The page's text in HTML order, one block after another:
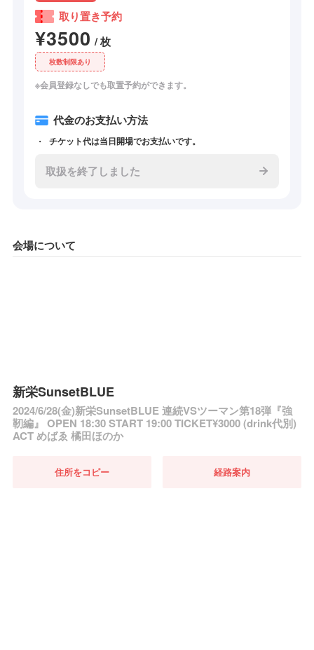
取り置き予約
¥3500 / 枚
枚数制限あり
※会員登録なしでも取置予約ができます。
代金のお支払い方法
チケット代は当日開場でお支払いです。
取扱を終了しました
会場について
新栄SunsetBLUE
2024/6/28(金)新栄SunsetBLUE 連続VSツーマン第18弾『強
靭編』 OPEN 18:30 START 19:00 TICKET¥3000 (drink代別)
ACT めばゑ 橘田ほのか
住所をコピー 経路案内